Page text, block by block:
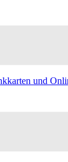
und